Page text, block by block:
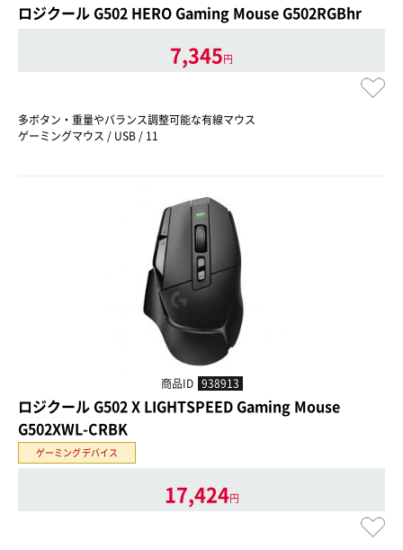
ロジクール G502 HERO Gaming Mouse G502RGBhr
7,345円
多ボタン・重量やバランス調整可能な有線マウス
ゲーミングマウス / USB / 11
商品ID 938913
ロジクール G502 X LIGHTSPEED Gaming Mouse
G502XWL-CRBK
ゲーミングデバイス
17,424円